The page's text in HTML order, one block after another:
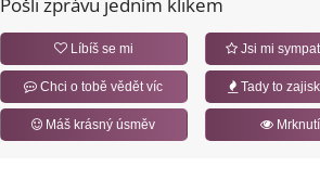
Líbíš se mi Jsi mi
Chci o tobě vědět víc Tady to
Máš krásný úsměv Mrknutí